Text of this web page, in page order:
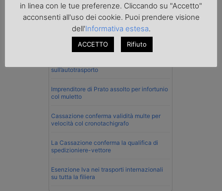
Normativa
sull’autotrasporto
Imprenditore di Prato assolto per infortunio
col muletto
Cassazione conferma validità multe per
velocità col cronotachigrafo
La Cassazione conferma la qualifica di
spedizioniere-vettore
Esenzione Iva nei trasporti internazionali
su tutta la filiera
in linea con le tue preferenze. Cliccando su "Accetto"
acconsenti all'uso dei cookie. Puoi prendere visione
dell'Informativa estesa.
ACCETTO Rifiuto